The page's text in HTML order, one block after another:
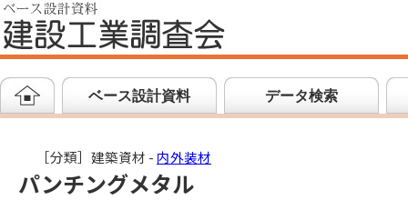
ベース設計資料 データ検索
［分類］建築資材 - 内外装材
パンチングメタル